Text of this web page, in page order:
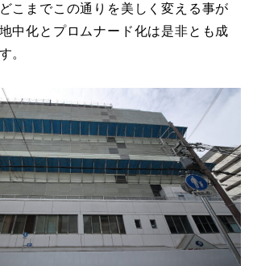
こまでこの通りを美しく変える事が
中化とプロムナード化は是非とも成
。